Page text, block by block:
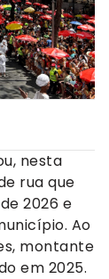
nesta
rua que
2026 e
Ao
montante
em 2025.